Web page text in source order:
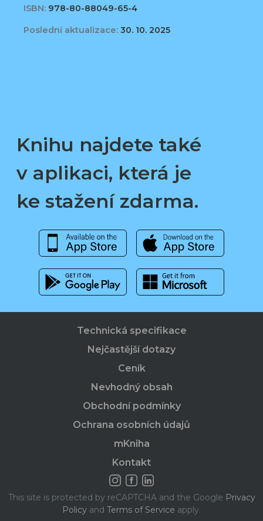
ISBN: 978-80-88049-65-4
Poslední aktualizace: 30. 10. 2025
Knihu najdete také
v aplikaci, která je
ke stažení zdarma.
Technická specifikace
Nejčastější dotazy
Ceník
Nevhodný obsah
Obchodní podmínky
Ochrana osobních údajů
mKniha
Kontakt
This site is protected by reCAPTCHA and the Google Privacy
Policy and Terms of Service apply.